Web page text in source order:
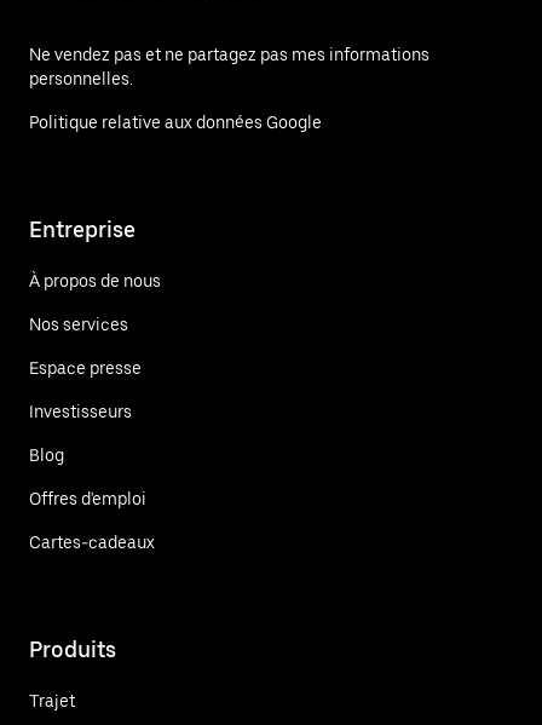
Ne vendez pas et ne partagez pas mes informations
personnelles.
Politique relative aux données Google
Entreprise
À propos de nous
Nos services
Espace presse
Investisseurs
Blog
Offres d'emploi
Cartes-cadeaux
Produits
Trajet